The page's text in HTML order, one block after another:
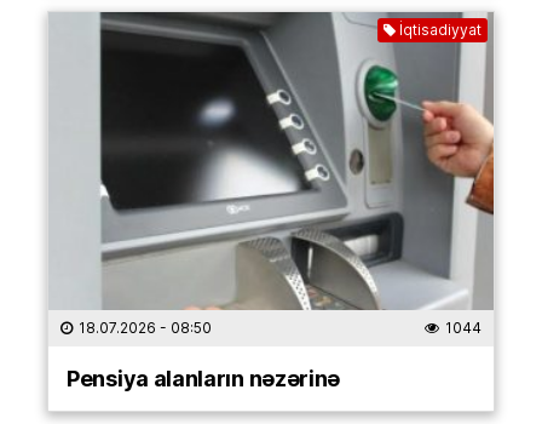
İqtisadiyyat
18.07.2026 - 08:50 1044
Pensiya alanların nəzərinə